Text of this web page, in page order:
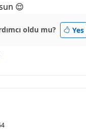
😌
oldu mu? Yes